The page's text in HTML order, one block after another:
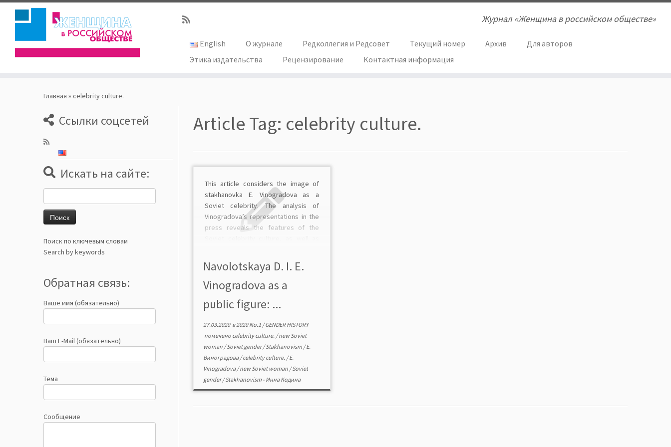
Журнал «Женщина в российском обществе»
English О журнале Редколлегия и Редсовет Текущий номер Архив
Для авторов
Этика издательства
Рецензирование Контактная информация
Главная » celebrity culture.
Ссылки соцсетей
Искать на сайте:
Поиск по ключевым словам
Search by keywords
Обратная связь:
Ваше имя (обязательно)
Ваш E-Mail (обязательно)
Тема
Сообщение
Article Tag: celebrity culture.
This article considers the image of
stakhanovka E. Vinogradova as a
Soviet celebrity. The analysis of
Vinogradova’s representations in the
press reveals the features of the
society. Being similar to celebrity
culture of the capitalist countries in
many respects, […]
Navolotskaya D. I. E.
Vinogradova as a
public figure: ...
27.03.2020в2020 No.1 /GENDER HISTORY
помечено celebrity culture. /new Soviet
woman /Soviet gender/Stakhanovism /Е.
Виноградова/celebrity culture. /E.
Vinogradova/new Soviet woman /Soviet
gender/Stakhanovism - Инна Кодина